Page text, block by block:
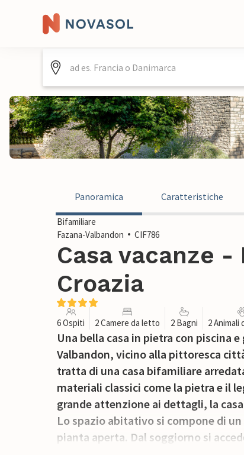
Panoramica Caratteristiche
Bifamiliare
Fazana-Valbandon
CIF786
Casa vacanze -
Croazia
6 Ospiti 2 Camere da letto 2 Bagni 2 Animali
Una bella casa in pietra con piscina
Valbandon, vicino alla pittoresca
tratta di una casa bifamiliare
materiali classici come la pietra e il
grande attenzione ai dettagli, la
Lo spazio abitativo si compone di
pianta aperta. Dal soggiorno si